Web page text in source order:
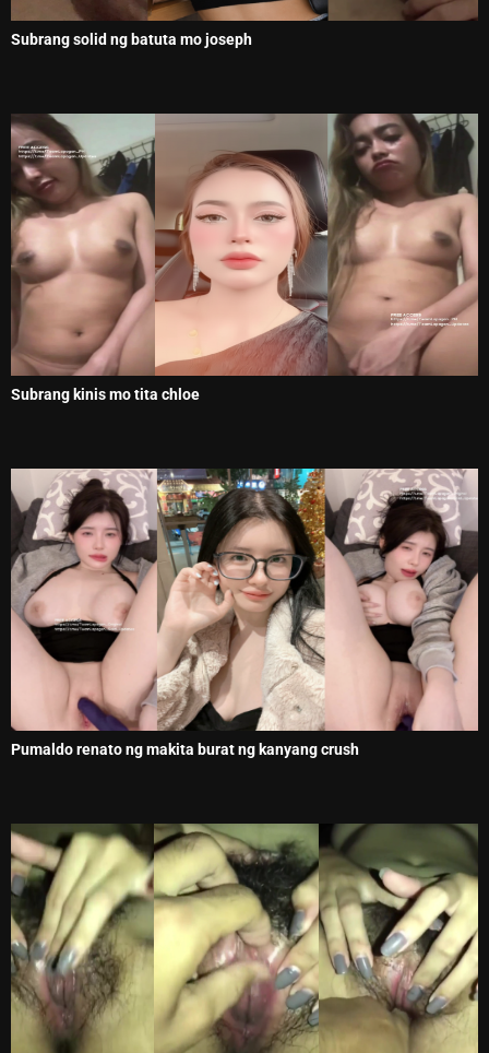
Subrang solid ng batuta mo joseph
Subrang kinis mo tita chloe
Pumaldo renato ng makita burat ng kanyang crush